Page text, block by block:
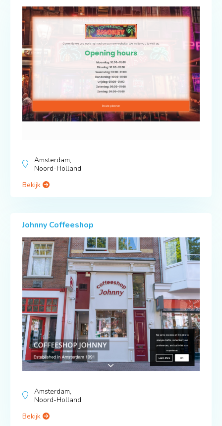
Amsterdam,
Noord-Holland
Bekijk
Johnny Coffeeshop
Amsterdam,
Noord-Holland
Bekijk